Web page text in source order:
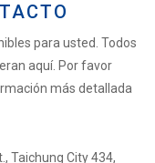
para usted. Todos
aquí. Por favor
más detallada
Taichung City 434,